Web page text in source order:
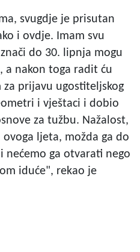
svugdje je prisutan
i ovdje. Imam svu
do 30. lipnja mogu
a nakon toga radit ću
prijavu ugostiteljskog
i vještaci i dobio
za tužbu. Nažalost,
ljeta, možda ga do
nećemo ga otvarati nego
iduće", rekao je